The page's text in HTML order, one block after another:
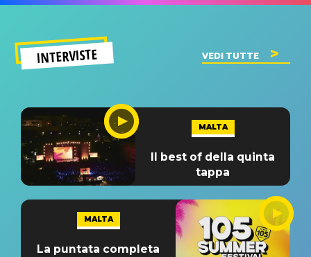
INTERVISTE VEDI TUTTE
MALTA
Il best of della quinta
tappa
MALTA
La puntata completa